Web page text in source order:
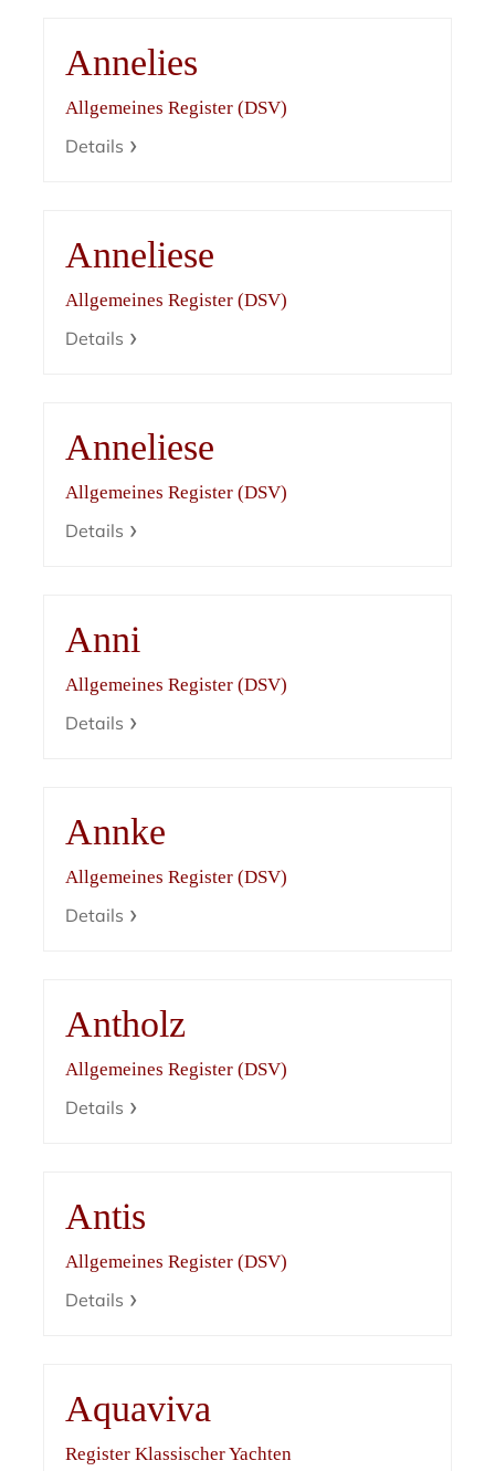
Annelies
Allgemeines Register (DSV)
Details
Anneliese
Allgemeines Register (DSV)
Details
Anneliese
Allgemeines Register (DSV)
Details
Anni
Allgemeines Register (DSV)
Details
Annke
Allgemeines Register (DSV)
Details
Antholz
Allgemeines Register (DSV)
Details
Antis
Allgemeines Register (DSV)
Details
Aquaviva
Register Klassischer Yachten